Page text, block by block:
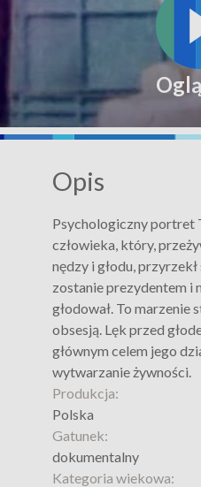
Opis
Psychologiczny portret
człowieka, który,
nędzy i głodu,
zostanie prezydentem i
głodował. To marzenie
obsesją. Lęk przed
głównym celem jego
wytwarzanie żywności.
Produkcja:
Polska
Gatunek:
dokumentalny
Kategoria wiekowa: